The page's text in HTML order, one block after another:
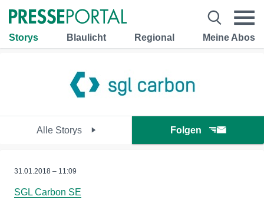
Storys Blaulicht Regional Meine Abos
Alle Storys Folgen
31.01.2018 – 11:09
SGL Carbon SE